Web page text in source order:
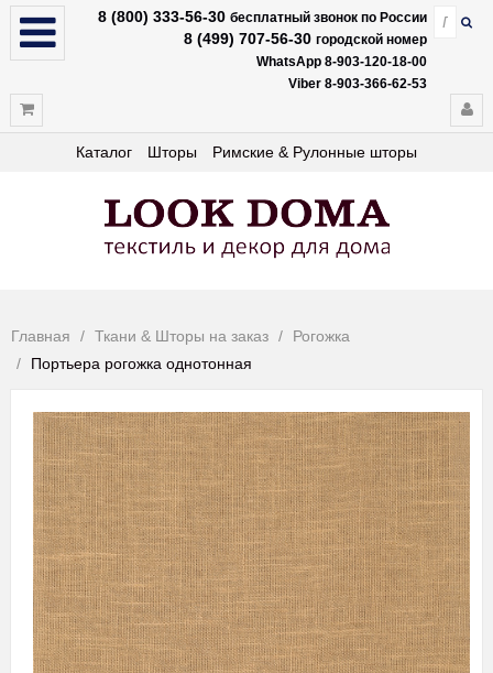
8 (800) 333-56-30 бесплатный звонок по России
8 (499) 707-56-30 городской номер
WhatsApp 8-903-120-18-00
Viber 8-903-366-62-53
Каталог Шторы Римские & Рулонные шторы
Главная Ткани & Шторы на заказ
Рогожка
Портьера рогожка однотонная